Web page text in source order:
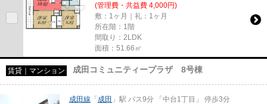
(管理費・共益費 4,000円)
敷：1ヶ月｜礼：1ヶ月
所在階：1階
間取り：2LDK
面積：51.66㎡
賃貸｜マンション 成田コミュニティープラザ 8号棟
成田線 「成田 」駅 バス9分 「中台1丁目」 停歩3分